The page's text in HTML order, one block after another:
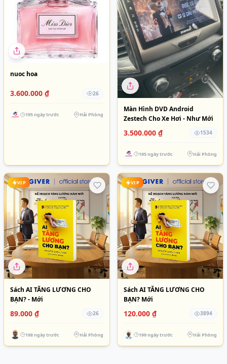
nuoc hoa
3.600.000 ₫ 26
195 ngày trước Hải Phòng
Màn Hình DVD Android
Zestech Cho Xe Hơi - Như Mới
3.500.000 ₫ 1534
195 ngày trước Hải Phòng
VIP
Sách AI TĂNG LƯƠNG CHO
BẠN? - Mới
89.000 ₫ 26
198 ngày trước Hải Phòng
VIP
Sách AI TĂNG LƯƠNG CHO
BẠN? Mới
120.000 ₫ 3894
199 ngày trước Hải Phòng